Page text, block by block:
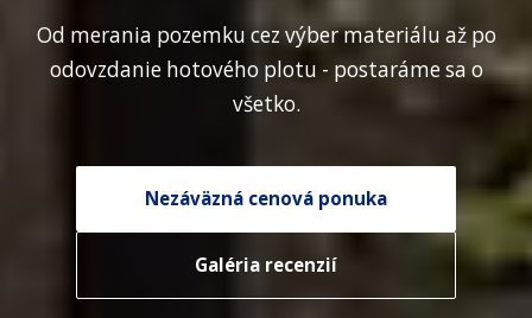
Od merania pozemku cez výber materiálu až po
odovzdanie hotového plotu - postaráme sa o
všetko.
Nezáväzná cenová ponuka
Galéria recenzií